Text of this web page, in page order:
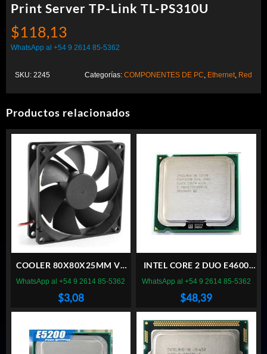
Print Server TP-Link TL-PS310U
$118,13
WhatsApp al +54 9 2614 85-5362
SKU: 2245 Categorías: COMPONENTES DE PC Ethernet Red
Productos relacionados
COOLER 80X80X25MM VT
BUJE 8CM 12V FICHA
$3,08
WhatsApp al +54 9 2614 85-5362
INTEL CORE 2 DUO E4600
SOCKET LGA 775
$48,39
WhatsApp al +54 9 2614 85-5362